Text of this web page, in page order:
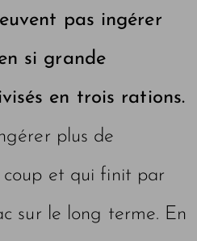
pas ingérer
si grande
en trois rations.
plus de
coup et qui finit par
sur le long terme. En